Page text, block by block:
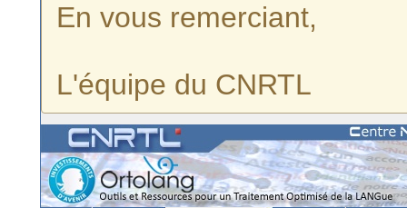
En vous remerciant,
L'équipe du CNRTL